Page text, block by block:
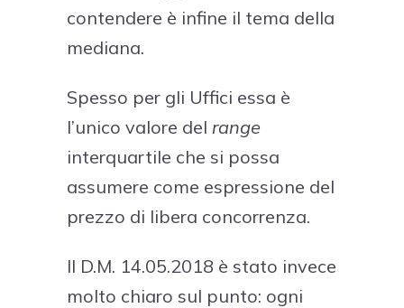
contendere è infine il tema della
mediana.
Spesso per gli Uffici essa è
l’unico valore del range
interquartile che si possa
assumere come espressione del
prezzo di libera concorrenza.
Il D.M. 14.05.2018 è stato invece
molto chiaro sul punto: ogni